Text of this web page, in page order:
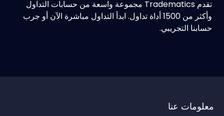
تقدم Tradematics مجموعة واسعة من حسابات التداول
وأكثر من 1500 أداة تداول. ابدأ التداول مباشرة الآن أو جرب
حسابنا التجريبي.
معلومات عنا